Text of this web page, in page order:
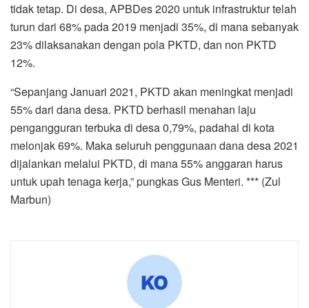
tidak tetap. Di desa, APBDes 2020 untuk infrastruktur telah
turun dari 68% pada 2019 menjadi 35%, di mana sebanyak
23% dilaksanakan dengan pola PKTD, dan non PKTD
12%.
“Sepanjang Januari 2021, PKTD akan meningkat menjadi
55% dari dana desa. PKTD berhasil menahan laju
pengangguran terbuka di desa 0,79%, padahal di kota
melonjak 69%. Maka seluruh penggunaan dana desa 2021
dijalankan melalui PKTD, di mana 55% anggaran harus
untuk upah tenaga kerja,” pungkas Gus Menteri. *** (Zul
Marbun)